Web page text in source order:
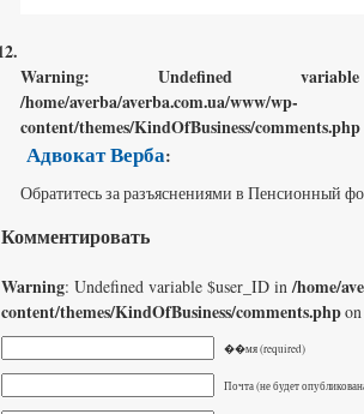
Warning: Undefined
/home/averba/averba.com.ua/www/wp-
content/themes/KindOfBusiness/comments.php
Адвокат Верба:
Обратитесь за разъяснениями в Пенсионный
Комментировать
Warning: Undefined variable $user_ID in/home/
content/themes/KindOfBusiness/comments.php
��мя (required)
Почта (не будет